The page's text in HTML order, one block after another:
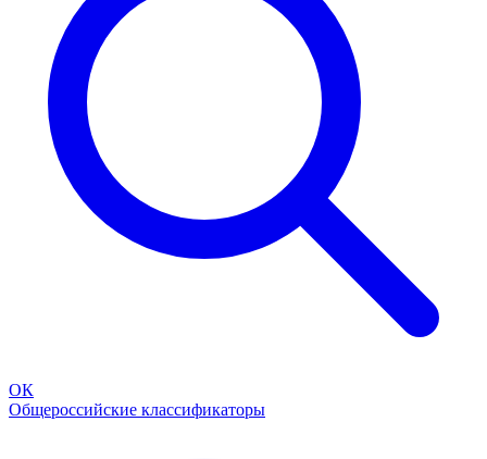
ОК
Общероссийские классификаторы